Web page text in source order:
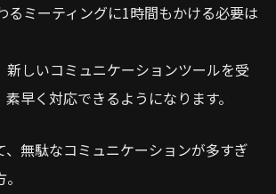
るミーティングに1時間もかける必要は
新しいコミュニケーションツールを受
早く対応できるようになります。
、無駄なコミュニケーションが多すぎ